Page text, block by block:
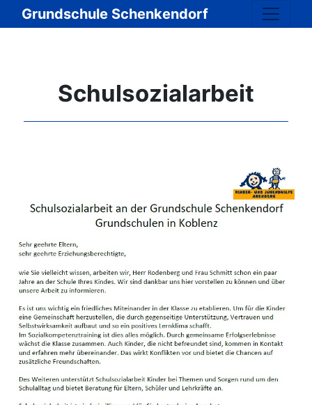
Grundschule Schenkendorf
Schulsozialarbeit